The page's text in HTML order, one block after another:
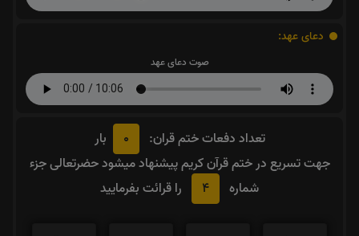
دعای عهد:
صوت دعای عهد
تعداد دفعات ختم قران: 0
بار
جهت تسریع در ختم قرآن کریم پیشنهاد میشود حضرتعالی جزء
شماره
4 را قرائت بفرمایید